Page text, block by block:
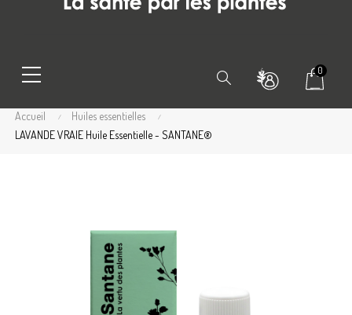
Chercher 0
Accueil
Huiles essentielles
LAVANDE VRAIE Huile Essentielle - SANTANE®